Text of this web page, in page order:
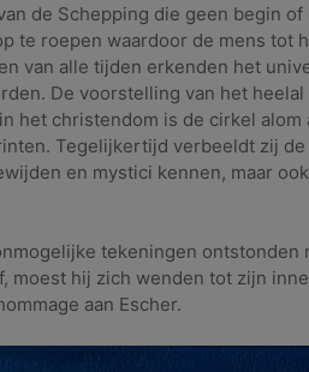
de Schepping die geen begin of
te roepen waardoor de mens tot
van alle tijden erkenden het
De voorstelling van het
het christendom is de cirkel alom
Tegelijkertijd verbeeldt zij
en mystici kennen, maar
tekeningen ontstonden
moest hij zich wenden tot zijn
aan Escher.